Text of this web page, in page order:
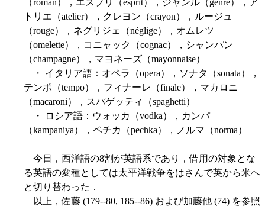
（roman），エスプリ（esprit），ジャンル（genre），ア
トリエ（atelier），クレヨン（crayon），ルージュ
（rouge），ネグリジェ（néglige），オムレツ
（omelette），コニャック（cognac），シャンパン
（champagne），マヨネーズ（mayonnaise）
・ イタリア語：オペラ（opera），ソナタ（sonata），
テンポ（tempo），フィナーレ（finale），マカロニ
（macaroni），スパゲッティ（spaghetti）
・ ロシア語：ウォッカ（vodka），カンパ
（kampaniya），ペチカ（pechka），ノルマ（norma）
今日，西洋語の8割が英語系であり，借用の対象とな
る英語の変種としては太平洋戦争をはさんで英から米へ
と切り替わった．
以上，佐藤 (179--80, 185--86) および加藤他 (74) を参照